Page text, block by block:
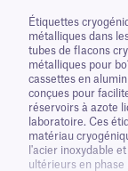
Étiquettes
métalliques dans
tubes de flacons
métalliques pour
cassettes en
conçues pour
réservoirs à azote
laboratoire. Ces
matériau
l'acier inoxydable
ultérieurs en phase